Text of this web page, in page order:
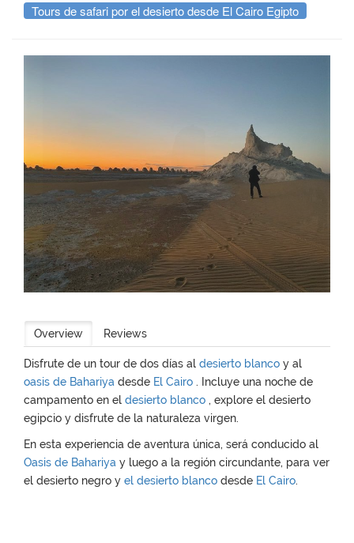
Tours de safari por el desierto desde El Cairo Egipto
Overview Reviews
Disfrute de un tour de dos días al desierto blanco y al
oasis de Bahariya desde El Cairo . Incluye una noche de
campamento en el desierto blanco , explore el desierto
egipcio y disfrute de la naturaleza virgen.
En esta experiencia de aventura única, será conducido al
Oasis de Bahariya y luego a la región circundante, para ver
el desierto negro y el desierto blanco desde El Cairo.